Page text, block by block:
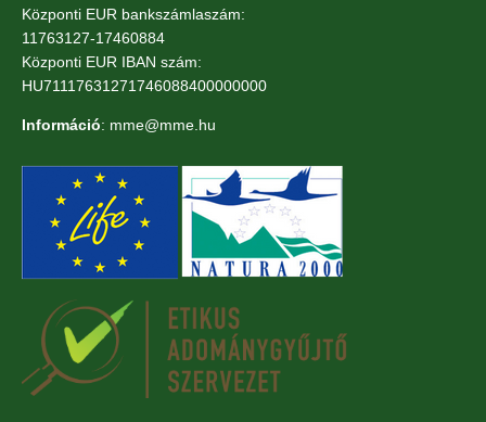
Központi EUR bankszámlaszám:
11763127-17460884
Központi EUR IBAN szám:
HU71117631271746088400000000
Információ: mme@mme.hu